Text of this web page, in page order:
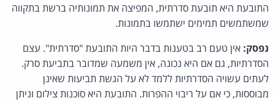
התובעת היא תובעת סדרתית, המפיצה את תמונותיה ברשת בתקווה
שמשתמשים תמימים ישתמשו בתמונות.
נפסק: אין טעם רב בטענות בדבר היות התובעת "סדרתית". עצם
הסדרתיות, גם אם היא נכונה, אין משמעה שמדובר בתביעת סרק.
לעתים עשויה הסדרתיות ללמד לא על הגשת תביעות שאינן
מבוססות, כי אם על ריבוי ההפרות. התובעת היא סוכנות צילום וניתן